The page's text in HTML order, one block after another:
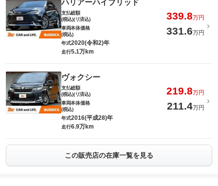
ハリアーハイブリッド
支払総額
(税込)(リ済込)
339.8万円
車両本体価格
(税込)
331.6万円
年式2020(令和2)年
走行5.1万km
ヴォクシー
支払総額
(税込)(リ済込)
219.8万円
車両本体価格
(税込)
211.4万円
年式2016(平成28)年
走行6.9万km
この販売店の在庫一覧を見る